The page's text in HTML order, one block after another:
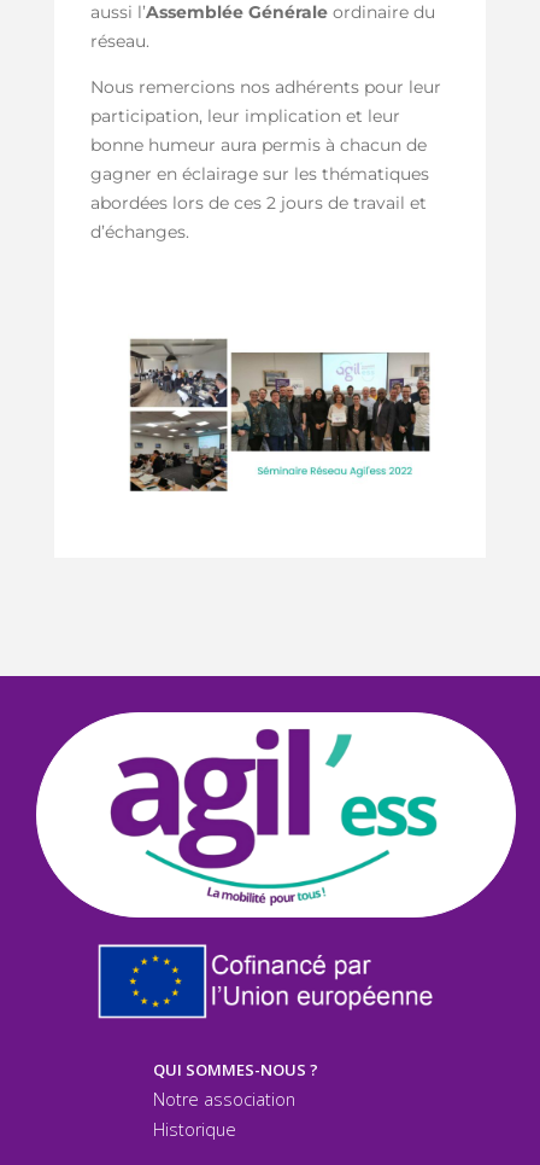
aussi l’Assemblée Généraleordinaire du
réseau.
Nous remercions nos adhérents pour leur
participation, leur implication et leur
bonne humeur aura permis à chacun de
gagner en éclairage sur les thématiques
abordées lors de ces 2 jours de travail et
d’échanges.
QUI SOMMES-NOUS ?
Notre association
Historique